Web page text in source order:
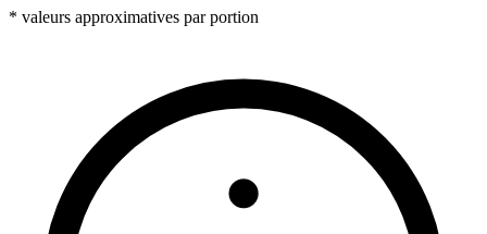
* valeurs approximatives par portion